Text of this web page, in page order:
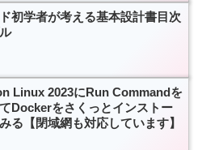
初学者が考える基本設計書目次
Linux 2023にRun Commandを
Dockerをさくっとインストー
る【閉域網も対応しています】